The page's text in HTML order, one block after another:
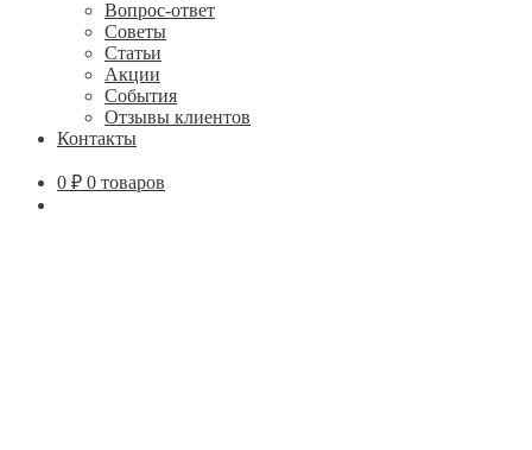
Вопрос-ответ
Советы
Статьи
Акции
События
Отзывы клиентов
Контакты
0 ₽ 0 товаров